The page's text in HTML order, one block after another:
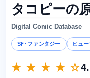
タコピーの
Digital Comic Database
SF･ファンタジー ヒュ
★ ★ ★ ★ ☆